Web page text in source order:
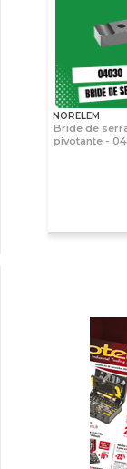
NORELEM
Bride de
pivotante -